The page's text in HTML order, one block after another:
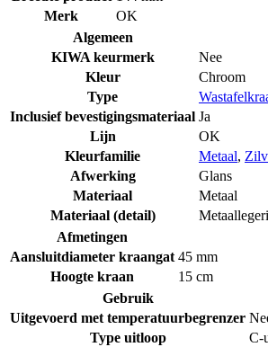
Merk
OK
Algemeen
KIWA keurmerk
Nee
Kleur
Chroom
Type
Inclusief bevestigingsmateriaal Ja
Lijn
OK
Kleurfamilie
Metaal,
Afwerking
Glans
Materiaal
Metaal
Materiaal (detail)
Afmetingen
Aansluitdiameter kraangat 45 mm
Hoogte kraan
15 cm
Gebruik
Uitgevoerd met temperatuurbegrenzer
Type uitloop
C-